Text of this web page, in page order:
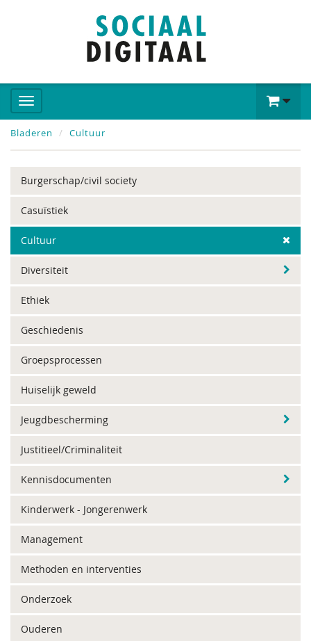
Bladeren Cultuur
Burgerschap/civil society
Casuïstiek
Cultuur
Diversiteit
Ethiek
Geschiedenis
Groepsprocessen
Huiselijk geweld
Jeugdbescherming
Justitieel/Criminaliteit
Kennisdocumenten
Kinderwerk - Jongerenwerk
Management
Methoden en interventies
Onderzoek
Ouderen